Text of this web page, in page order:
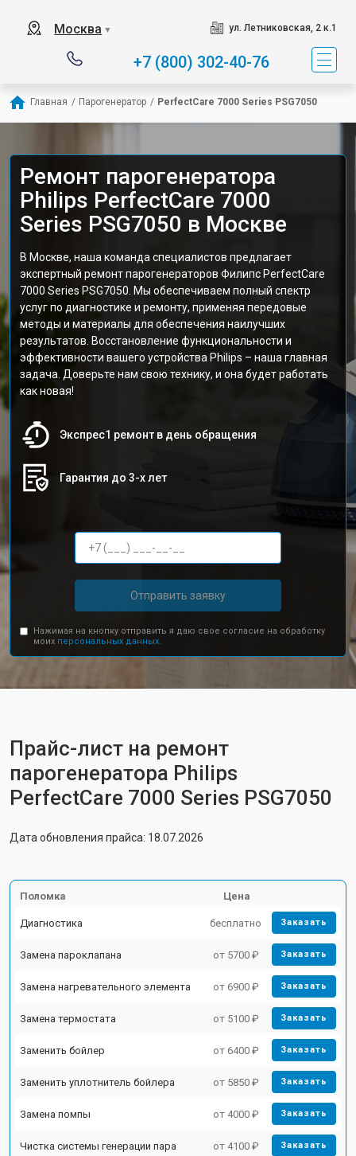
Москва ▼ ул. Летниковская, 2 к.1
+7 (800) 302-40-76
Главная / Парогенератор / PerfectCare 7000 Series PSG7050
Ремонт парогенератора
Philips PerfectCare 7000
Series PSG7050 в Москве
В Москве, наша команда специалистов предлагает
экспертный ремонт парогенераторов Филипс PerfectCare
7000 Series PSG7050. Мы обеспечиваем полный спектр
услуг по диагностике и ремонту, применяя передовые
методы и материалы для обеспечения наилучших
результатов. Восстановление функциональности и
эффективности вашего устройства Philips – наша главная
задача. Доверьте нам свою технику, и она будет работать
как новая!
Экспрес1 ремонт в день обращения
Гарантия до 3-х лет
Отправить заявку
Нажимая на кнопку отправить я даю свое согласие на обработку
моих персональных данных.
Прайс-лист на ремонт
парогенератора Philips
PerfectCare 7000 Series PSG7050
Дата обновления прайса: 18.07.2026
Поломка Цена
Диагностика бесплатно Заказать
Замена пароклапана от 5700 ₽ Заказать
Замена нагревательного элемента от 6900 ₽ Заказать
Замена термостата от 5100 ₽ Заказать
Заменить бойлер от 6400 ₽ Заказать
Заменить уплотнитель бойлера от 5850 ₽ Заказать
Замена помпы от 4000 ₽ Заказать
Чистка системы генерации пара от 4100 ₽ Заказать